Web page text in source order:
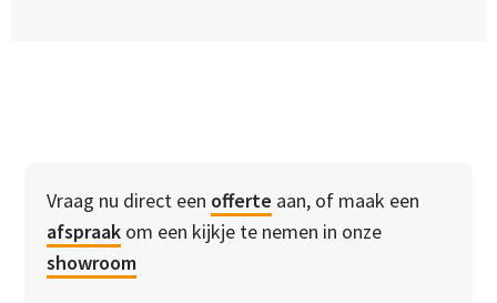
Vraag nu direct een offerte aan, of maak een
afspraak om een kijkje te nemen in onze
showroom